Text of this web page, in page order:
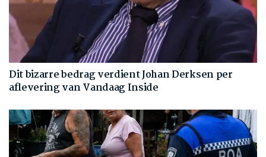
Dit bizarre bedrag verdient Johan Derksen per
aflevering van Vandaag Inside